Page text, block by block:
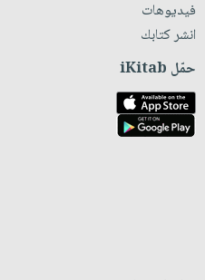
فيديوهات
انشر كتابك
حمّل iKitab